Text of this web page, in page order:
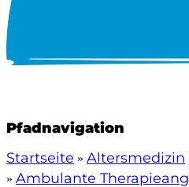
Pfadnavigation
Startseite
Altersmedizin
Ambulante